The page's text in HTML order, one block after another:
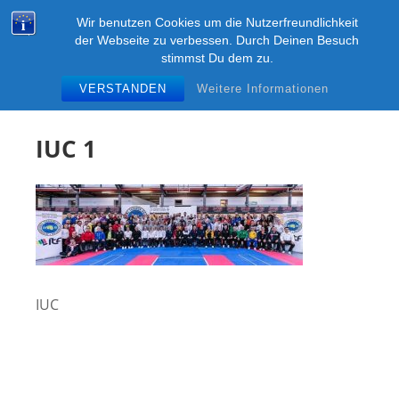
Wir benutzen Cookies um die Nutzerfreundlichkeit
der Webseite zu verbessen. Durch Deinen Besuch
stimmst Du dem zu.
VERSTANDEN Weitere Informationen
Zum
InhaltKUMGANG-DRESDEN
Kampfsport ITF-Taekwon-Do in Dresden im SSC
"Hart am Wind" e.V.
IUC 1
IUC